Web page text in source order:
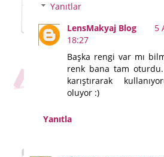
Yanıtlar
LensMakyaj Blog
5
18:27
Başka rengi var mı
renk bana tam
karıştırarak
oluyor :)
Yanıtla